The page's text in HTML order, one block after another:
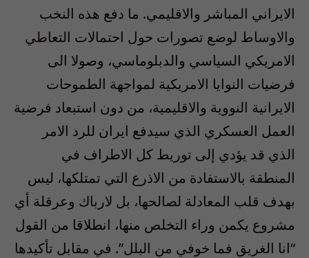
الايراني المباشر والاقليمي. ما دفع هذه النخب
والاوساط لوضع تصورات حول احتمالات التعاطي
الامريكي السياسي والدبلوماسي، وصولا الى
فرضيات النوايا الامريكية لمواجهة الطموحات
الايرانية النووية والاقليمية، من دون استبعاد فرضية
العمل العسكري الذي سيدفع ايران للرد الامر
الذي قد يؤدي إلى توريط كل الاطراف في
المنطقة بالاستفادة من الاذرع التي تمتلكها، ليس
بهدف قلب المعادلة لصالحها، بل لارباك وعرقلة أي
مشروع يكمن وراء التخلص منها، انطلاقا من القول
“انا الغريق فما خوفي من البلل”. في مقابل تأكيدها